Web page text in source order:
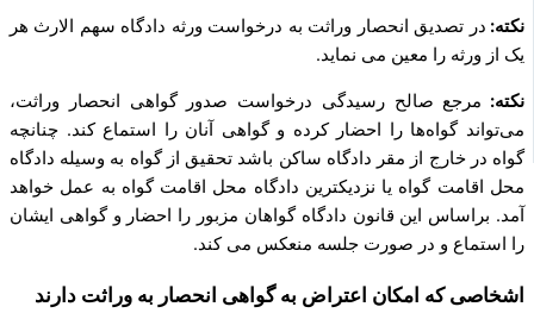
نکته: در تصدیق انحصار وراثت به درخواست ورثه دادگاه‌ سهم ­الارث هر
یک از ورثه را معین می‌ نماید.
نکته: مرجع صالح رسیدگی درخواست صدور گواهی انحصار وراثت،
می‌تواند گواه‌ها را احضار کرده و گواهی آنان را استماع کند. چنانچه
گواه در خارج از مقر دادگاه ساکن باشد تحقیق از گواه به ‌وسیله دادگاه
محل اقامت گواه یا نزدیکترین دادگاه محل اقامت گواه به عمل خواهد
آمد. براساس این قانون دادگاه گواهان مزبور را احضار و گواهی ایشان
را استماع و در صورت جلسه منعکس می‌ کند.
اشخاصی که امکان اعتراض به گواهی انحصار به وراثت دارند